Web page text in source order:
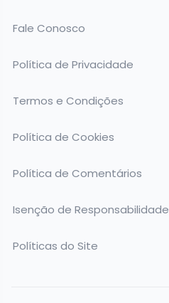
Fale Conosco
Política de Privacidade
Termos e Condições
Política de Cookies
Política de Comentários
Isenção de Responsabilidade
Políticas do Site